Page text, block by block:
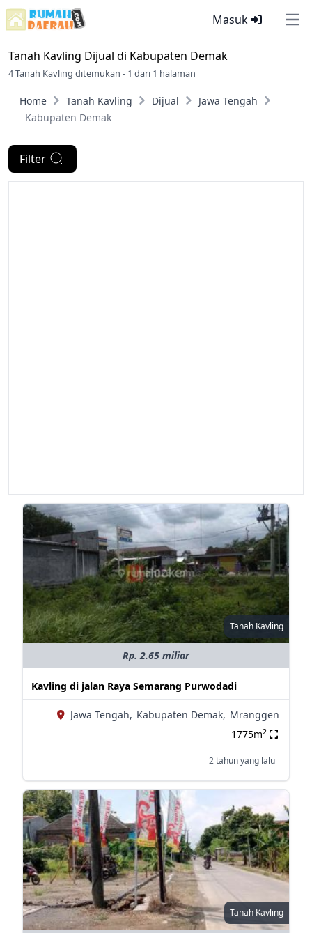
Masuk
Tanah Kavling Dijual di Kabupaten Demak
4 Tanah Kavling ditemukan - 1 dari 1 halaman
Home Tanah Kavling Dijual
Jawa Tengah
Kabupaten Demak
Filter
Tanah Kavling
Rp. 2.65 miliar
Kavling di jalan Raya Semarang Purwodadi
Jawa Tengah, Kabupaten Demak, Mranggen
1775m2
2 tahun yang lalu
Tanah Kavling